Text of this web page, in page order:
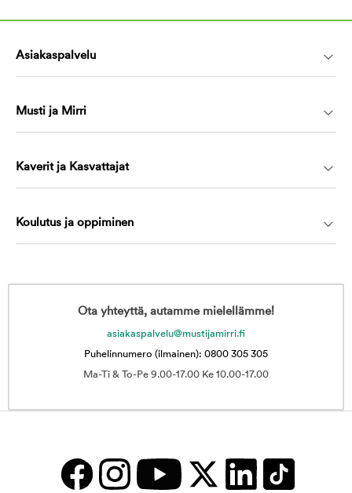
Asiakaspalvelu
Musti ja Mirri
Kaverit ja Kasvattajat
Koulutus ja oppiminen
Ota yhteyttä, autamme mielellämme!
asiakaspalvelu@mustijamirri.fi
Puhelinnumero (ilmainen): 0800 305 305
Ma-Ti & To-Pe 9.00-17.00 Ke 10.00-17.00